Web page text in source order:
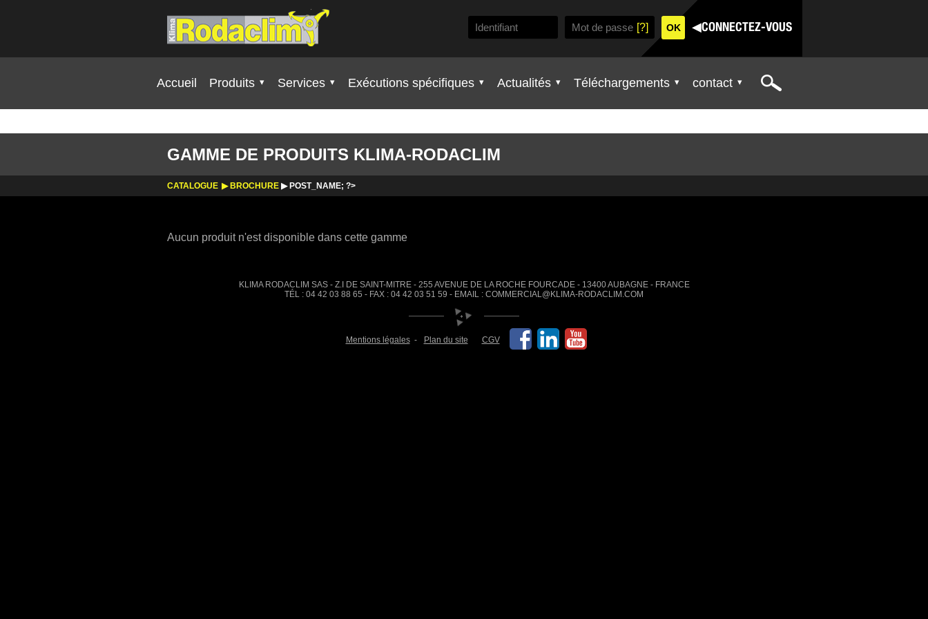
[?] ◀CONNECTEZ-VOUS
Accueil
Produits Services Exécutions spécifiques Actualités Téléchargements contact
GAMME DE PRODUITS KLIMA-RODACLIM
CATALOGUE BROCHURE ▶ POST_NAME; ?>
Aucun produit n'est disponible dans cette gamme
KLIMA RODACLIM SAS - Z.I DE SAINT-MITRE - 255 AVENUE DE LA ROCHE FOURCADE - 13400 AUBAGNE - FRANCE
TÉL : 04 42 03 88 65 - FAX : 04 42 03 51 59 - EMAIL : COMMERCIAL@KLIMA-RODACLIM.COM
Mentions légales Plan du site CGV